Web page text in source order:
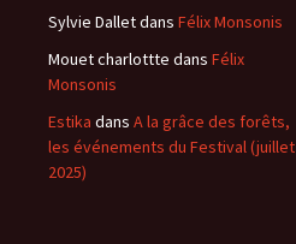
Sylvie Dalletdans Félix Monsonis
Mouet charlottte dans Félix
Monsonis
Estika dans A la grâce des forêts,
les événements du Festival (juillet
2025)